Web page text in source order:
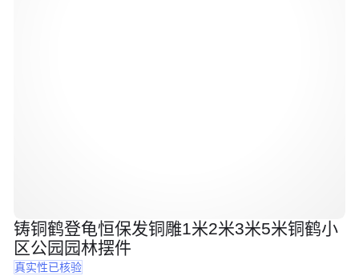
铸铜鹤登龟恒保发铜雕1米2米3米5米铜鹤小
区公园园林摆件
真实性已核验